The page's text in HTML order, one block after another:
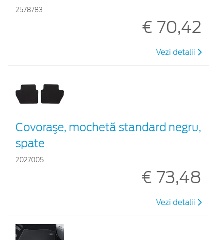
2578783
€ 70,42
Vezi detalii
Covoraşe, mochetă standard negru,
spate
2027005
€ 73,48
Vezi detalii